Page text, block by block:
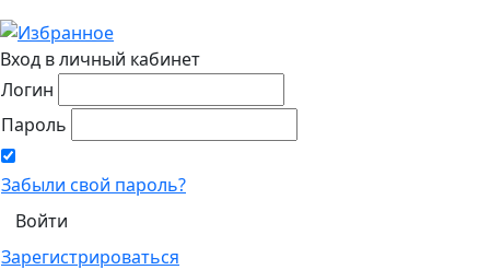
Вход в личный кабинет
Логин
Пароль
Забыли свой пароль?
Зарегистрироваться